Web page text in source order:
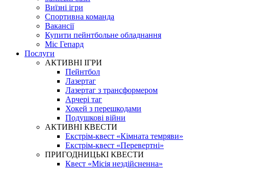
Виїзні ігри
Спортивна команда
Вакансії
Купити пейнтбольне обладнання
Міс Гепард
Послуги
АКТИВНІ ІГРИ
Пейнтбол
Лазертаг
Лазертаг з трансформером
Арчері таг
Хокей з перешкодами
Подушкові війни
АКТИВНІ КВЕСТИ
Екстрім-квест «Кімната темряви»
Екстрім-квест «Перевертні»
ПРИГОДНИЦЬКІ КВЕСТИ
Квест «Місія нездійсненна»